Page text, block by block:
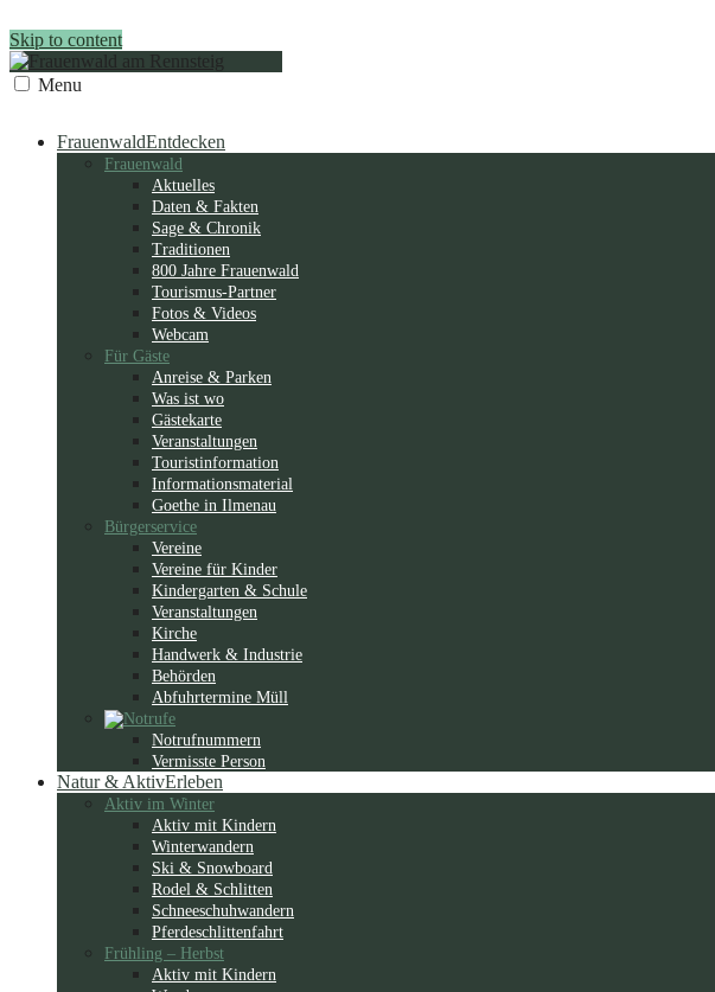
Skip to content
Menu
FrauenwaldEntdecken
Frauenwald
Aktuelles
Daten & Fakten
Sage & Chronik
Traditionen
800 Jahre Frauenwald
Tourismus-Partner
Fotos & Videos
Webcam
Für Gäste
Anreise & Parken
Was ist wo
Gästekarte
Veranstaltungen
Touristinformation
Informationsmaterial
Goethe in Ilmenau
Bürgerservice
Vereine
Vereine für Kinder
Kindergarten & Schule
Veranstaltungen
Kirche
Handwerk & Industrie
Behörden
Abfuhrtermine Müll
Notrufnummern
Vermisste Person
Natur & AktivErleben
Aktiv im Winter
Aktiv mit Kindern
Winterwandern
Ski & Snowboard
Rodel & Schlitten
Schneeschuhwandern
Pferdeschlittenfahrt
Frühling – Herbst
Aktiv mit Kindern